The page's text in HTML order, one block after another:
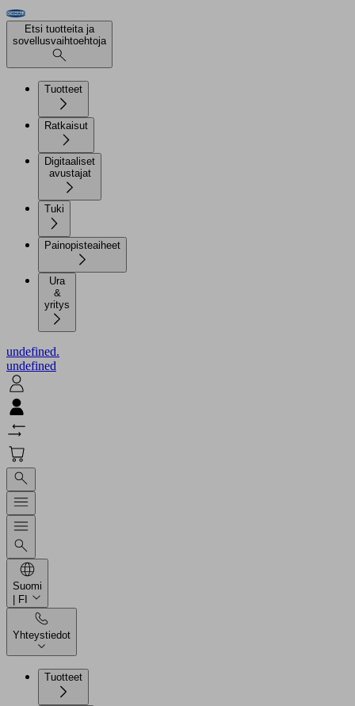
Etsi tuotteita ja
sovellusvaihtoehtoja
Tuotteet
Ratkaisut
Digitaaliset
avustajat
Tuki
Painopisteaiheet
Ura
&
yritys
undefined.
undefined
Suomi
| FI
Yhteystiedot
Tuotteet